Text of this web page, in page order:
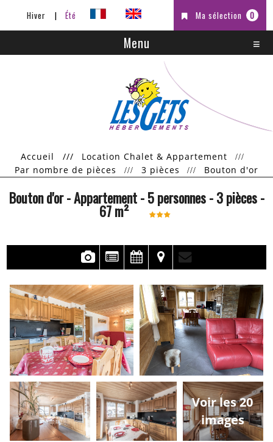
Hiver Été Ma sélection 0
Menu
Accueil ///
Location Chalet & Appartement
Par nombre de pièces
3 pièces Bouton d'or
Bouton d'or- Appartement - 5 personnes - 3 pièces -
67 m²
Voir les 20
images